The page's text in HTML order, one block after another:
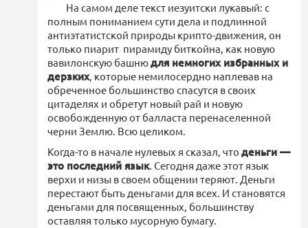
На самом деле текст иезуитски лукавый: с
полным пониманием сути дела и подлинной
антиэтатистской природы крипто-движения, он
только пиарит пирамиду биткойна, как новую
вавилонскую башнюдля немногих избранных и
дерзких, которые немилосердно наплевав на
обреченное большинство спасутся в своих
цитаделях и обретут новый рай и новую
освобожденную от балласта перенаселенной
черни Землю. Всю целиком.
Когда-то в начале нулевых я сказал, что деньги —
это последний язык. Сегодня даже этот язык
верхи и низы в своем общении теряют. Деньги
перестают быть деньгами для всех. И становятся
деньгами для посвященных, большинству
оставляя только мусорную бумагу.